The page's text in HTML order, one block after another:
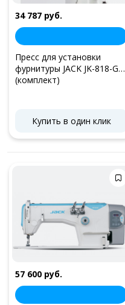
34 787 руб.
Пресс для установки
фурнитуры JACK JK-818-GG
(комплект)
Купить в один клик
57 600 руб.